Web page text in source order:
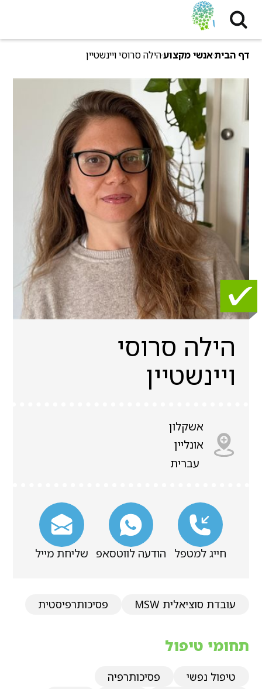
דף הביתאנשי מקצועהילה סרוסי ויינשטיין
הילה סרוסי
ויינשטיין
אשקלון
אונליין
עברית
חייג למטפל הודעה לווטסאפ שליחת מייל
עובדת סוציאלית MSW פסיכותרפיסטית
תחומי טיפול
טיפול נפשי
פסיכותרפיה